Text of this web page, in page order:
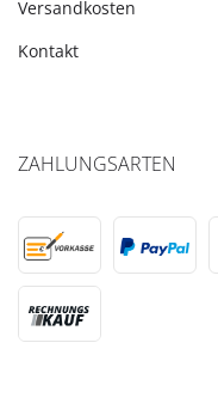
Versandkosten
Kontakt
ZAHLUNGSARTEN